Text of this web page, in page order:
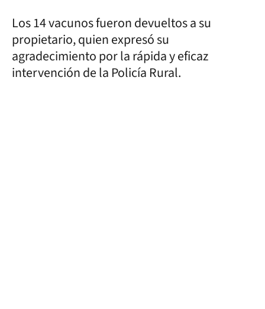
Los 14 vacunos fueron devueltos a su
propietario, quien expresó su
agradecimiento por la rápida y eficaz
intervención de la Policía Rural.